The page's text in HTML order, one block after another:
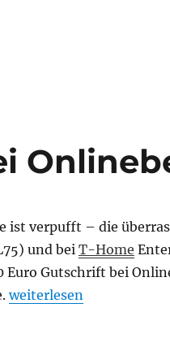
ist verpufft – die
und bei T-Home
Euro Gutschrift bei
„20 Euro sparen bei
weiterlesen